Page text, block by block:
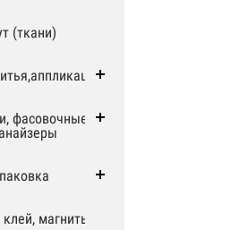
(ткани)
фасовочные
магниты